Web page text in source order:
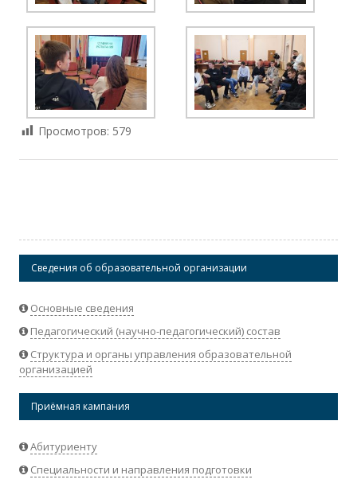
Просмотров: 579
Сведения об образовательной организации
Основные сведения
Педагогический (научно-педагогический) состав
Структура и органы управления образовательной
организацией
Приёмная кампания
Абитуриенту
Специальности и направления подготовки